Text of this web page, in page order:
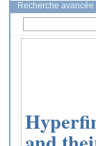
Recherche avancée